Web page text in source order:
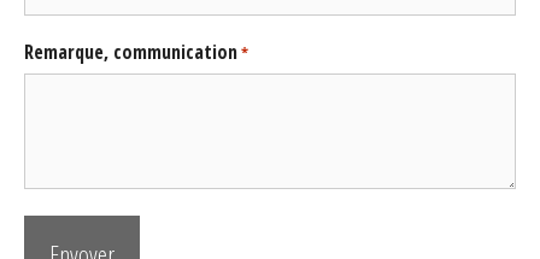
Remarque, communication*